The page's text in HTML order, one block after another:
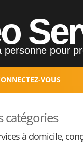
personne pour
VOUS
catégories
à domicile,